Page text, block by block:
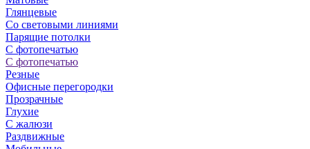
Глянцевые
Со световыми линиями
Парящие потолки
С фотопечатью
С фотопечатью
Резные
Офисные перегородки
Прозрачные
Глухие
С жалюзи
Раздвижные